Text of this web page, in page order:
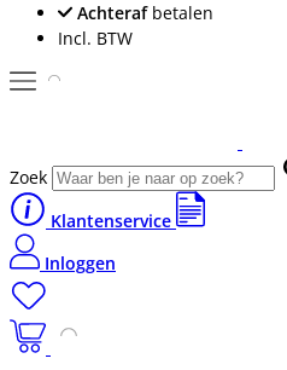
Achterafbetalen
Incl. BTW
Zoek
Klantenservice
Inloggen